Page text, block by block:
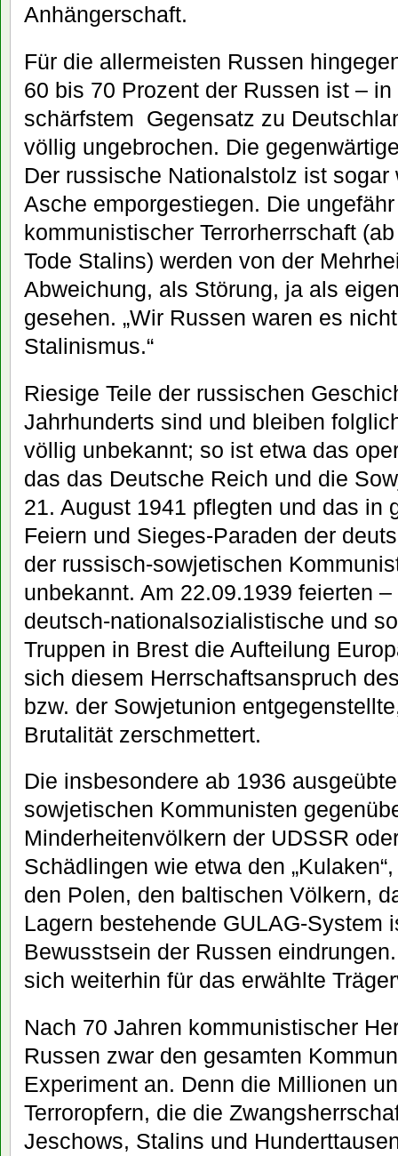
Anhängerschaft.
Für die allermeisten Russen
60 bis 70 Prozent der Russen ist –
schärfstem Gegensatz zu
völlig ungebrochen. Die
Der russische Nationalstolz ist
Asche emporgestiegen. Die
kommunistischer Terrorherrschaft
Tode Stalins) werden von der
Abweichung, als Störung, ja als
gesehen. „Wir Russen waren es
Stalinismus.“
Riesige Teile der russischen
Jahrhunderts sind und bleiben
völlig unbekannt; so ist etwa das
das das Deutsche Reich und die
21. August 1941 pflegten und das in
Feiern und Sieges-Paraden der
der russisch-sowjetischen
unbekannt. Am 22.09.1939 feierten
deutsch-nationalsozialistische und
Truppen in Brest die Aufteilung
sich diesem Herrschaftsanspruch
bzw. der Sowjetunion
Brutalität zerschmettert.
Die insbesondere ab 1936
sowjetischen Kommunisten
Minderheitenvölkern der UDSSR
Schädlingen wie etwa den
den Polen, den baltischen Völkern,
Lagern bestehende GULAG-System
Bewusstsein der Russen
sich weiterhin für das erwählte
Nach 70 Jahren kommunistischer
Russen zwar den gesamten
Experiment an. Denn die Millionen
Terroropfern, die die
Jeschows, Stalins und